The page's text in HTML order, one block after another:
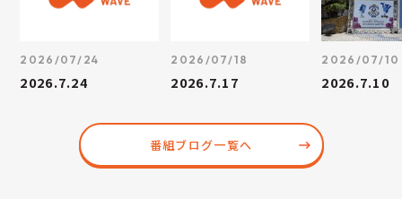
2026/07/24
2026.7.24
2026/07/18
2026.7.17
2026/07/10
2026.7.10
番組ブログ一覧へ